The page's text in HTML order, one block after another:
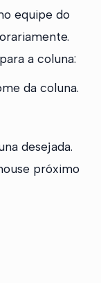
equipe do
a coluna:
da coluna.
desejada.
próximo